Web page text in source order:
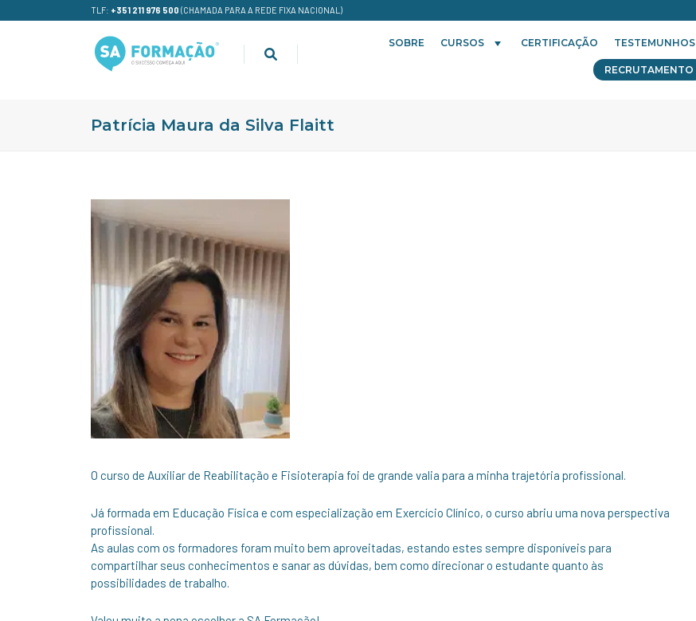
TLF: +351 211 976 500 (CHAMADA PARA A REDE FIXA NACIONAL)
SOBRE CURSOS CERTIFICAÇÃO TESTEMUNHOS
RECRUTAMENTO
Patrícia Maura da Silva Flaitt
O curso de Auxiliar de Reabilitação e Fisioterapia foi de grande valia para a minha trajetória profissional.
Já formada em Educação Física e com especialização em Exercício Clínico, o curso abriu uma nova perspectiva
profissional.
As aulas com os formadores foram muito bem aproveitadas, estando estes sempre disponíveis para
compartilhar seus conhecimentos e sanar as dúvidas, bem como direcionar o estudante quanto às
possibilidades de trabalho.